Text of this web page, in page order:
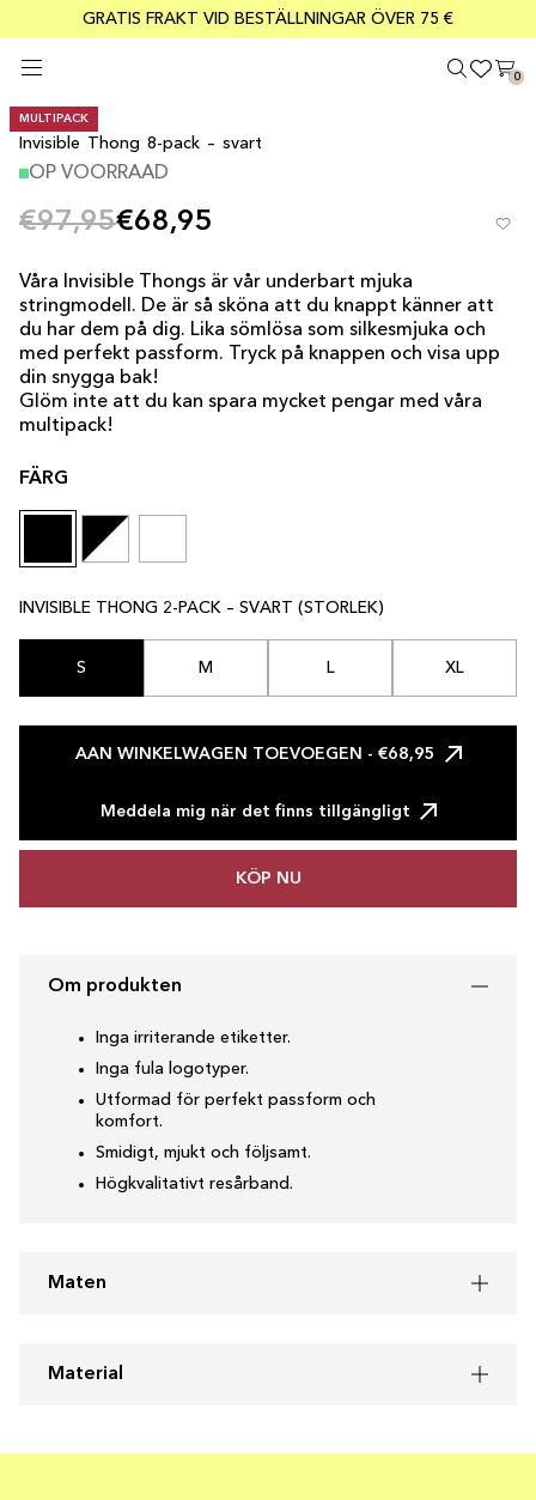
KÖP 3 UNDERKLÄDESPRODUKTER OCH FÅ DEN BILLIGASTE GRATIS
GRATIS FRAKT VID BESTÄLLNINGAR ÖVER 75 €
Säker betalning med Klarna
0
MULTIPACK
Invisible Thong 8-pack – svart
OP VOORRAAD
€97,95€68,95
Våra Invisible Thongs är vår underbart mjuka
stringmodell. De är så sköna att du knappt känner att
du har dem på dig. Lika sömlösa som silkesmjuka och
med perfekt passform. Tryck på knappen och visa upp
din snygga bak!
Glöm inte att du kan spara mycket pengar med våra
multipack!
FÄRG
INVISIBLE THONG 2-PACK – SVART (STORLEK)
S M L XL
AAN WINKELWAGEN TOEVOEGEN - €68,95
Meddela mig när det finns tillgängligt
KÖP NU
Om produkten
Inga irriterande etiketter.
Inga fula logotyper.
Utformad för perfekt passform och
komfort.
Smidigt, mjukt och följsamt.
Högkvalitativt resårband.
Maten
Material